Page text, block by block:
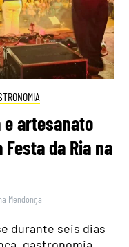
artesanato
da Ria na
Mendonça
durante seis dias